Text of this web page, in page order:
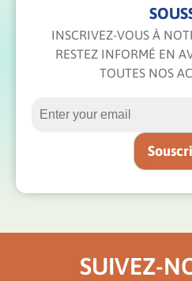
INSCRIVEZ-VOUS À
RESTEZ INFORMÉ EN
TOUTES NOS
SUIVEZ-